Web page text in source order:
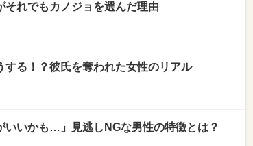
それでもカノジョを選んだ理由
る！？彼氏を奪われた女性のリアル
いいかも…」見逃しNGな男性の特徴とは？